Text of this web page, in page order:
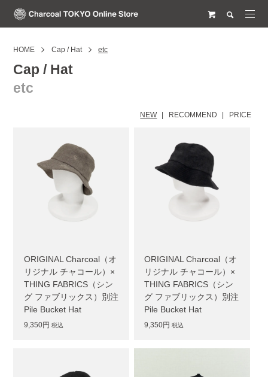
HOME Cap / Hat etc
Cap / Hat
etc
PRICE
RECOMMEND
NEW
ORIGINAL Charcoal（オ
リジナル チャコール）×
THING FABRICS（シン
グ ファブリックス）別注
Pile Bucket Hat
9,350円 税込
ORIGINAL Charcoal（オ
リジナル チャコール）×
THING FABRICS（シン
グ ファブリックス）別注
Pile Bucket Hat
9,350円 税込